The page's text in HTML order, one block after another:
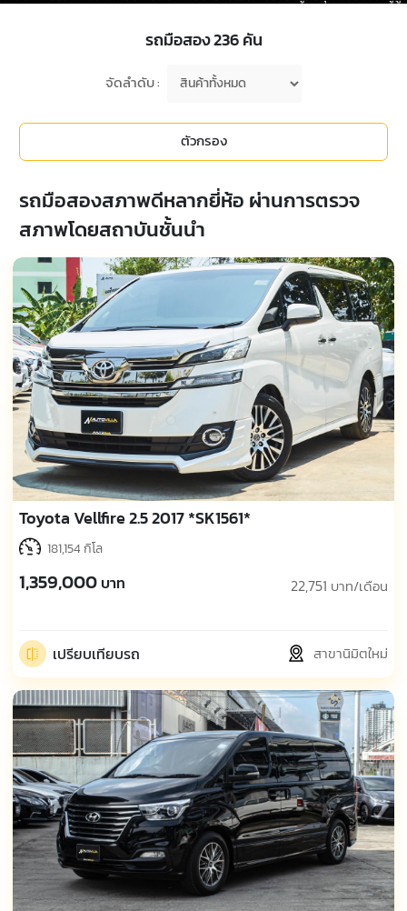
รถมือสอง236คัน
จัดลำดับ :
ตัวกรอง
รถมือสองสภาพดีหลากยี่ห้อ ผ่านการตรวจ
สภาพโดยสถาบันชั้นนำ
Toyota Vellfire 2.5 2017 *SK1561*
181,154 กิโล
1,359,000 บาท 22,751 บาท/เดือน
เปรียบเทียบรถ สาขานิมิตใหม่